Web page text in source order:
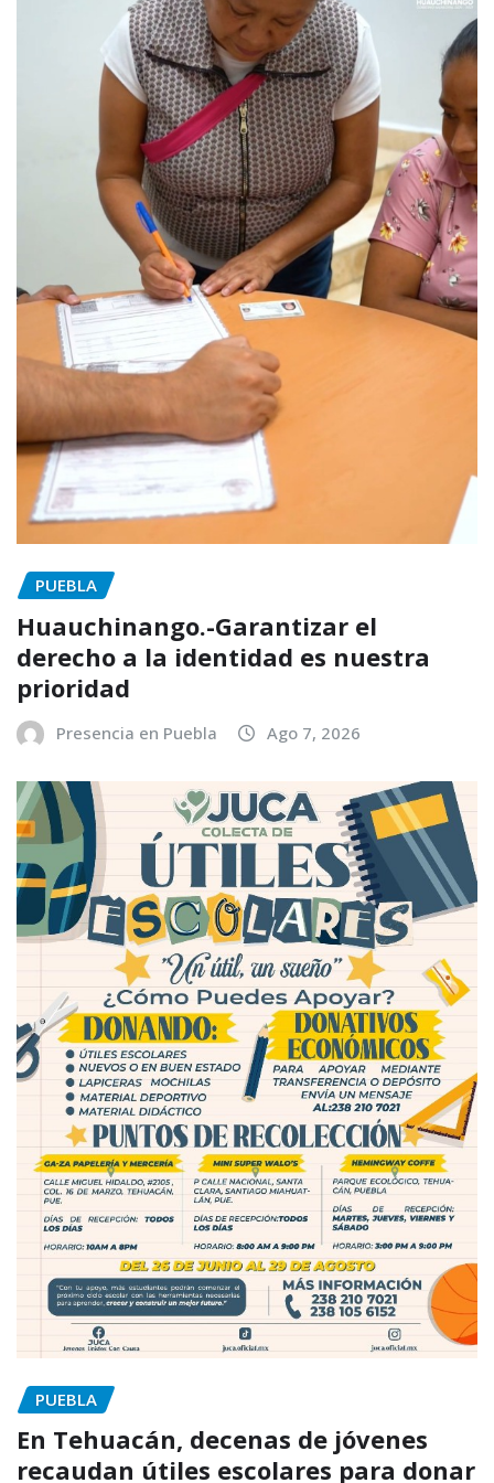
PUEBLA
Huauchinango.-Garantizar el
derecho a la identidad es nuestra
prioridad
Presencia en Puebla Ago 7, 2026
PUEBLA
En Tehuacán, decenas de jóvenes
recaudan útiles escolares para donar